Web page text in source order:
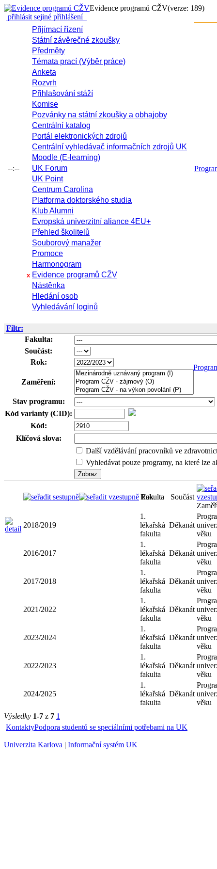
Evidence programů CŽV(verze: 189)
přihlásit sejiné přihlášení
--:--
Přijímací řízení
Státní závěrečné zkoušky
Předměty
Témata prací (Výběr práce)
Anketa
Rozvrh
Přihlašování stáží
Komise
Pozvánky na státní zkoušky a obhajoby
Centrální katalog
Portál elektronických zdrojů
Centrální vyhledávač informačních zdrojů UK
Moodle (E-learning)
UK Forum
UK Point
Centrum Carolina
Platforma doktorského studia
Klub Alumni
Evropská univerzitní aliance 4EU+
Přehled školitelů
Souborový manažer
Promoce
Harmonogram
x Evidence programů CŽV
Nástěnka
Hledání osob
Vyhledávání loginů
Filtr:
Fakulta:
Součást:
Rok:
Zaměření:
Stav programu:
Kód varianty (CID):
Kód:
Klíčová slova:
Další vzdělávání pracovníků ve
Vyhledávat pouze programy, na které lze
Rok
Fakulta
Součást
2018/2019
1.
lékařská
fakulta
Děkanát
věku
2016/2017
1.
lékařská
fakulta
Děkanát
věku
2017/2018
1.
lékařská
fakulta
Děkanát
věku
2021/2022
1.
lékařská
fakulta
Děkanát
věku
2023/2024
1.
lékařská
fakulta
Děkanát
věku
2022/2023
1.
lékařská
fakulta
Děkanát
věku
2024/2025
1.
lékařská
fakulta
Děkanát
věku
Výsledky 1-7 z 7 1
KontaktyPodpora studentů se speciálními potřebami na UK
Univerzita Karlova | Informační systém UK